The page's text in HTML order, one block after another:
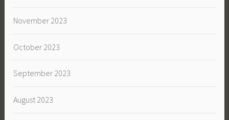
November 2023
October 2023
September 2023
August 2023